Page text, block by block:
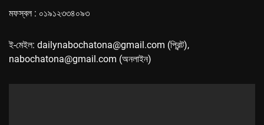
মফস্বল : ০১৯১২৩৩৪০৯৩
ই-মেইল: dailynabochatona@gmail.com (প্রিন্ট),
nabochatona@gmail.com (অনলাইন)